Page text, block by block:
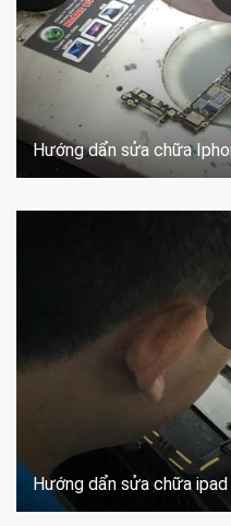
Hướng dẩn sửa chữa
Hướng dẩn sửa chữa